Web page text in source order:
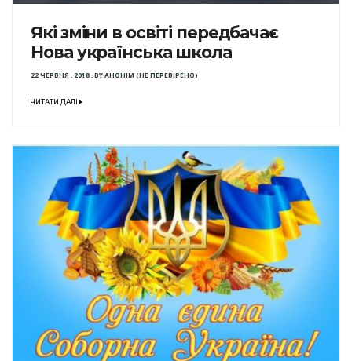
Які зміни в освіті передбачає
Нова українська школа
22 ЧЕРВНЯ , 2018,BYАНОНІМ (НЕ ПЕРЕВІРЕНО)
ЧИТАТИ ДАЛІ